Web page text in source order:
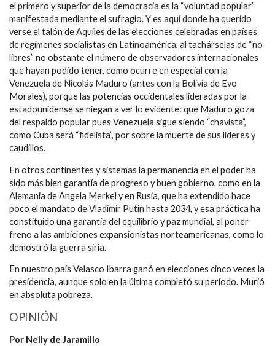
el primero y superior de la democracia es la “voluntad popular”
manifestada mediante el sufragio. Y es aquí donde ha querido
verse el talón de Aquiles de las elecciones celebradas en países
de regímenes socialistas en Latinoamérica, al tachárselas de “no
libres” no obstante el número de observadores internacionales
que hayan podido tener, como ocurre en especial con la
Venezuela de Nicolás Maduro (antes con la Bolivia de Evo
Morales), porque las potencias occidentales lideradas por la
estadounidense se niegan a ver lo evidente: que Maduro goza
del respaldo popular pues Venezuela sigue siendo “chavista”,
como Cuba será “fidelista”, por sobre la muerte de sus líderes y
caudillos.
En otros continentes y sistemas la permanencia en el poder ha
sido más bien garantía de progreso y buen gobierno, como en la
Alemania de Angela Merkel y en Rusia, que ha extendido hace
poco el mandato de Vladimir Putin hasta 2034, y esa práctica ha
constituido una garantía del equilibrio y paz mundial, al poner
freno a las ambiciones expansionistas norteamericanas, como lo
demostró la guerra siria.
En nuestro país Velasco Ibarra ganó en elecciones cinco veces la
presidencia, aunque solo en la última completó su período. Murió
en absoluta pobreza.
OPINIÓN
Por Nelly de Jaramillo